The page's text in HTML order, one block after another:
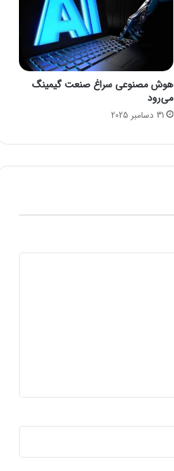
هوش مصنوعی سراغ صنعت گیمینگ
می‌رود
31 دسامبر 2025